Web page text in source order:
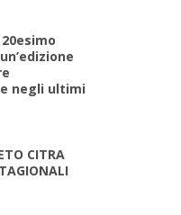
negli ultimi
CITRA